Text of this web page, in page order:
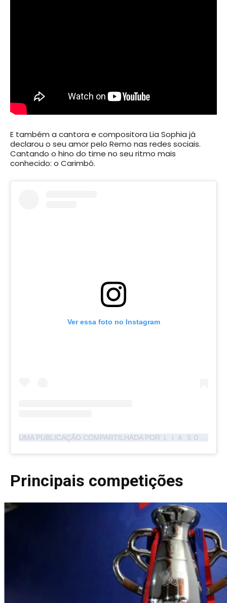
E também a cantora e compositora Lia Sophia já
declarou o seu amor pelo Remo nas redes sociais.
Cantando o hino do time no seu ritmo mais
conhecido: o Carimbó.
Ver essa foto no Instagram
UMA PUBLICAÇÃO COMPARTILHADA POR ＬＩＡ ＳＯＰＨＩＡ (@LIASOPHIA)
Principais competições